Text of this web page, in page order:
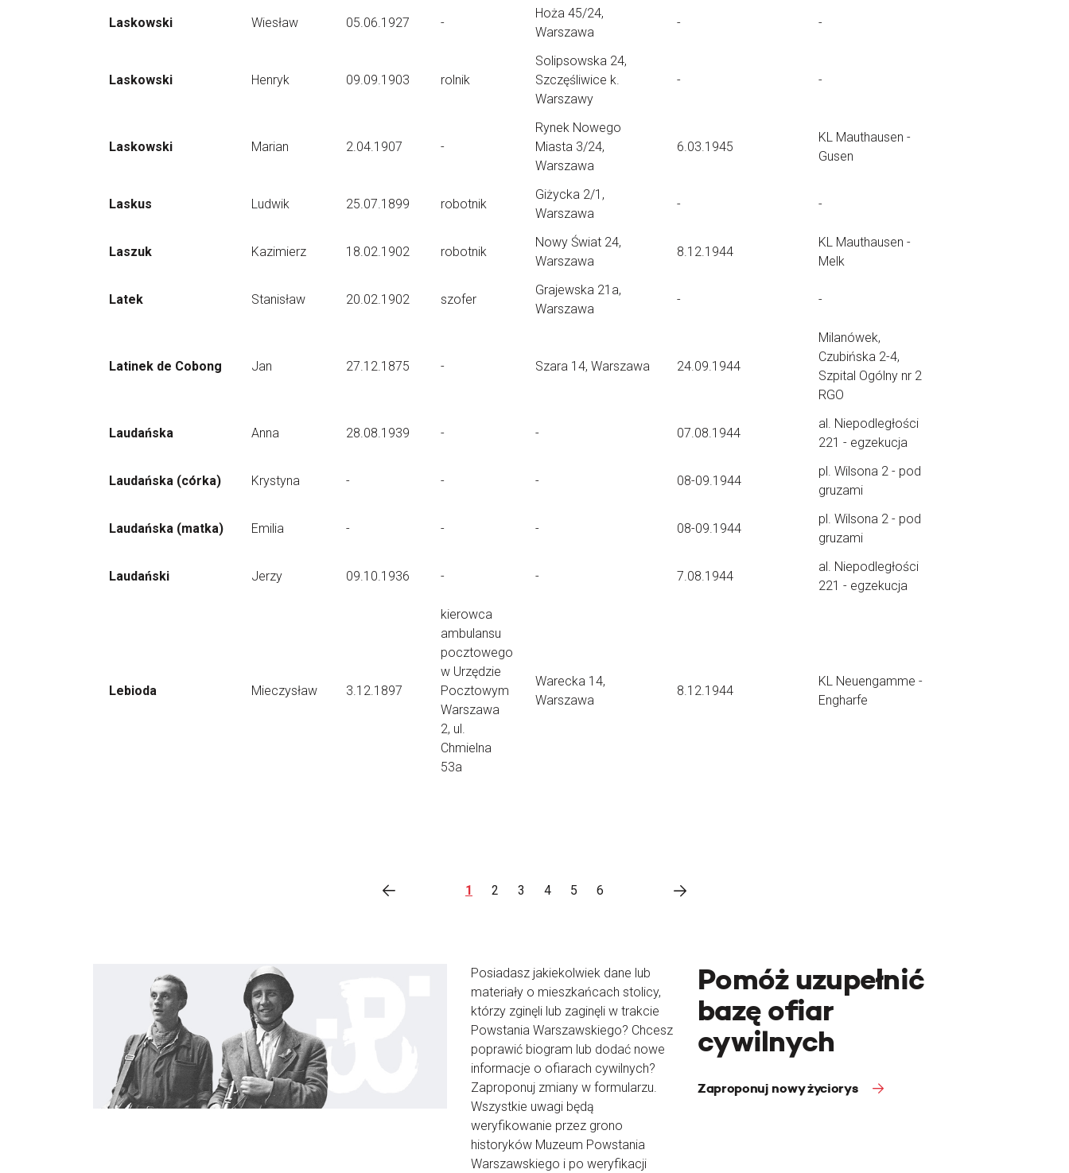
Laskowski Wiesław 05.06.1927 -
Hoża 45/24,
Warszawa
- -
Laskowski Henryk 09.09.1903 rolnik
Solipsowska 24,
Szczęśliwice k.
Warszawy
- -
Laskowski Marian 2.04.1907 -
Rynek Nowego
Miasta 3/24,
Warszawa
6.03.1945
KL Mauthausen -
Gusen
Laskus Ludwik 25.07.1899 robotnik
Giżycka 2/1,
Warszawa
- -
Laszuk Kazimierz 18.02.1902 robotnik
Nowy Świat 24,
Warszawa
8.12.1944
KL Mauthausen -
Melk
Latek Stanisław 20.02.1902 szofer
Grajewska 21a,
Warszawa
- -
Latinek de Cobong Jan 27.12.1875 - Szara 14, Warszawa 24.09.1944
Milanówek,
Czubińska 2-4,
Szpital Ogólny nr 2
RGO
Laudańska Anna 28.08.1939 - - 07.08.1944
al. Niepodległości
221 - egzekucja
Laudańska (córka) Krystyna - - - 08-09.1944
pl. Wilsona 2 - pod
gruzami
Laudańska (matka) Emilia - - - 08-09.1944
pl. Wilsona 2 - pod
gruzami
Laudański Jerzy 09.10.1936 - - 7.08.1944
al. Niepodległości
221 - egzekucja
Lebioda Mieczysław 3.12.1897
kierowca
ambulansu
pocztowego
w Urzędzie
Pocztowym
Warszawa
2, ul.
Chmielna
53a
Warecka 14,
Warszawa
8.12.1944
KL Neuengamme -
Engharfe
1 2 3 4 5 6
Posiadasz jakiekolwiek dane lub
materiały o mieszkańcach stolicy,
którzy zginęli lub zaginęli w trakcie
Powstania Warszawskiego? Chcesz
poprawić biogram lub dodać nowe
informacje o ofiarach cywilnych?
Zaproponuj zmiany w formularzu.
Wszystkie uwagi będą
weryfikowanie przez grono
historyków Muzeum Powstania
Warszawskiego i po weryfikacji
Pomóż uzupełnić
bazę ofiar
cywilnych
Zaproponuj nowy życiorys